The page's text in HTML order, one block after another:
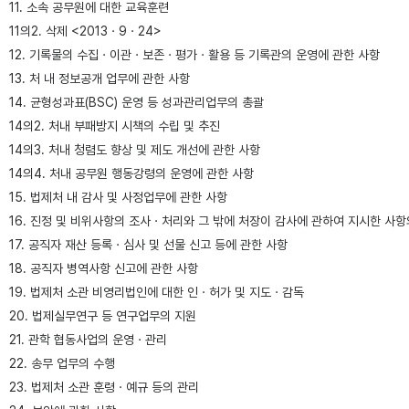
11. 소속 공무원에 대한 교육훈련
11의2. 삭제 <2013ㆍ9ㆍ24>
12. 기록물의 수집ㆍ이관ㆍ보존ㆍ평가ㆍ활용 등 기록관의 운영에 관한 사항
13. 처 내 정보공개 업무에 관한 사항
14. 균형성과표(BSC) 운영 등 성과관리업무의 총괄
14의2. 처내 부패방지 시책의 수립 및 추진
14의3. 처내 청렴도 향상 및 제도 개선에 관한 사항
14의4. 처내 공무원 행동강령의 운영에 관한 사항
15. 법제처 내 감사 및 사정업무에 관한 사항
16. 진정 및 비위사항의 조사ㆍ처리와 그 밖에 처장이 감사에 관하여 지시한 사항
17. 공직자 재산 등록ㆍ심사 및 선물 신고 등에 관한 사항
18. 공직자 병역사항 신고에 관한 사항
19. 법제처 소관 비영리법인에 대한 인ㆍ허가 및 지도ㆍ감독
20. 법제실무연구 등 연구업무의 지원
21. 관학 협동사업의 운영ㆍ관리
22. 송무 업무의 수행
23. 법제처 소관 훈령ㆍ예규 등의 관리